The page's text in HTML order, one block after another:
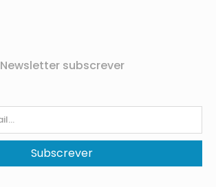
Newsletter subscrever
Subscrever